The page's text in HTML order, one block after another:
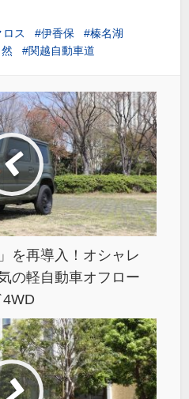
ロス 伊香保
榛名湖
関越自動車道
を再導入！オシャレ
の軽自動車オフロー
4WD